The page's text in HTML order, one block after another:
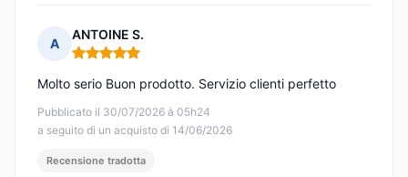
A
ANTOINE S.
Nota: 5 su 5
Pubblicato il 30/07/2026 à 05h24
a seguito di un acquisto di 14/06/2026
Molto serio Buon prodotto. Servizio clienti perfetto
Recensione tradotta